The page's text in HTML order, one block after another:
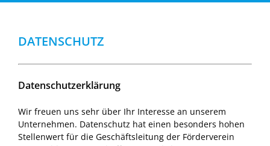
DATENSCHUTZ
Datenschutzerklärung
Wir freuen uns sehr über Ihr Interesse an unserem
Unternehmen. Datenschutz hat einen besonders hohen
Stellenwert für die Geschäftsleitung der Förderverein